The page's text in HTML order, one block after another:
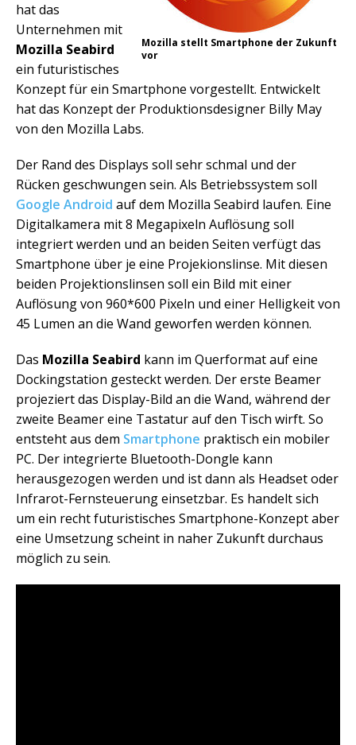
Mozilla stellt Smartphone der Zukunft
vor
hat das
Unternehmen mit
Mozilla Seabird
ein futuristisches
Konzept für ein Smartphone vorgestellt. Entwickelt
hat das Konzept der Produktionsdesigner Billy May
von den Mozilla Labs.
Der Rand des Displays soll sehr schmal und der
Rücken geschwungen sein. Als Betriebssystem soll
Google Android auf dem Mozilla Seabird laufen. Eine
Digitalkamera mit 8 Megapixeln Auflösung soll
integriert werden und an beiden Seiten verfügt das
Smartphone über je eine Projekionslinse. Mit diesen
beiden Projektionslinsen soll ein Bild mit einer
Auflösung von 960*600 Pixeln und einer Helligkeit von
45 Lumen an die Wand geworfen werden können.
Das Mozilla Seabird kann im Querformat auf eine
Dockingstation gesteckt werden. Der erste Beamer
projeziert das Display-Bild an die Wand, während der
zweite Beamer eine Tastatur auf den Tisch wirft. So
entsteht aus dem Smartphone praktisch ein mobiler
PC. Der integrierte Bluetooth-Dongle kann
herausgezogen werden und ist dann als Headset oder
Infrarot-Fernsteuerung einsetzbar. Es handelt sich
um ein recht futuristisches Smartphone-Konzept aber
eine Umsetzung scheint in naher Zukunft durchaus
möglich zu sein.